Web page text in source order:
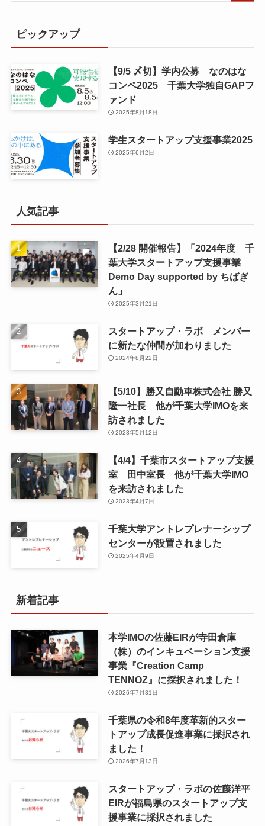
ピックアップ
【9/5 〆切】学内公募 なのはな
コンペ2025 千葉大学独自GAPフ
ァンド
2025年8月18日
学生スタートアップ支援事業2025
2025年6月2日
人気記事
【2/28 開催報告】「2024年度 千
葉大学スタートアップ支援事業
Demo Day supported by ちばぎ
ん」
2025年3月21日
スタートアップ・ラボ メンバー
に新たな仲間が加わりました
2024年8月22日
【5/10】勝又自動車株式会社 勝又
隆一社長 他が千葉大学IMOを来
訪されました
2023年5月12日
【4/4】千葉市スタートアップ支援
室 田中室長 他が千葉大学IMO
を来訪されました
2023年4月7日
千葉大学アントレプレナーシップ
センターが設置されました
2025年4月9日
新着記事
本学IMOの佐藤EIRが寺田倉庫
（株）のインキュベーション支援
事業『Creation Camp
TENNOZ』に採択されました！
2026年7月31日
千葉県の令和8年度⾰新的スター
トアップ成⻑促進事業に採択され
ました！
2026年7月13日
スタートアップ・ラボの佐藤洋平
EIRが福島県のスタートアップ支
援事業に採択されました